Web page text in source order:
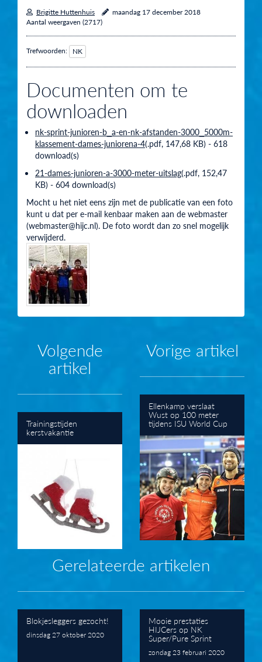
Brigitte Huttenhuis
maandag 17 december 2018
Aantal weergaven (2717)
Trefwoorden: NK
Documenten om te
downloaden
nk-sprint-junioren-b_a-en-nk-afstanden-3000_5000m-
klassement-dames-juniorena-4(.pdf, 147,68 KB) - 618
download(s)
21-dames-junioren-a-3000-meter-uitslag(.pdf, 152,47
KB) - 604 download(s)
Mocht u het niet eens zijn met de publicatie van een foto
kunt u dat per e-mail kenbaar maken aan de webmaster
(webmaster@hijc.nl). De foto wordt dan zo snel mogelijk
verwijderd.
Volgende
artikel
Trainingstijden
kerstvakantie
Vorige artikel
Ellenkamp verslaat
Wust op 100 meter
tijdens ISU World Cup
Gerelateerde artikelen
Blokjesleggers gezocht!
dinsdag 27 oktober 2020
Mooie prestaties
HIJCers op NK
Super/Pure Sprint
zondag 23 februari 2020